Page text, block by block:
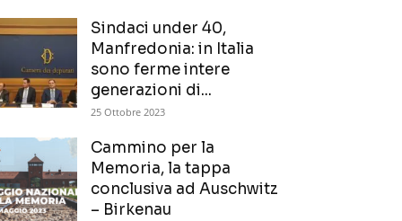
Sindaci under 40,
Manfredonia: in Italia
sono ferme intere
generazioni di...
25 Ottobre 2023
Cammino per la
Memoria, la tappa
conclusiva ad Auschwitz
– Birkenau